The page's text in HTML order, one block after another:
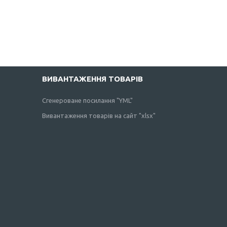
ВИВАНТАЖЕННЯ ТОВАРІВ
Сгенероване посилання "YML"
Вивантаження товарів на сайт "xlsx"